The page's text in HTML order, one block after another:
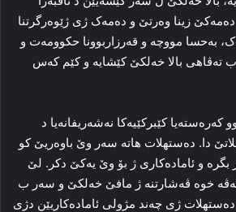
زینا وه‌رتێ و ده‌مه‌ک ژی ژێوه‌رگرتنا
به‌حسا مووچه‌ و قه‌رزاربوونا حکوومه‌ت و
بالا خه‌لکێ كێشایە و کێم که‌س
که‌ره‌سته‌یا کێبرکێیه‌کا‌ نه‌شه‌ریفانه‌یا د
دا. ده‌ستهلات هاته‌ سه‌ر وێ باوەریێ کو
بگره‌ و ئاماده‌کاری ژ بۆ وێ یەكێ دکر. لێ
خوه‌ ڤه‌شارتنه‌ ژ مافێ خه‌لکێ و سه‌ر ب
ژی چه‌ند مژولی ئاماده‌کاریێن دژی